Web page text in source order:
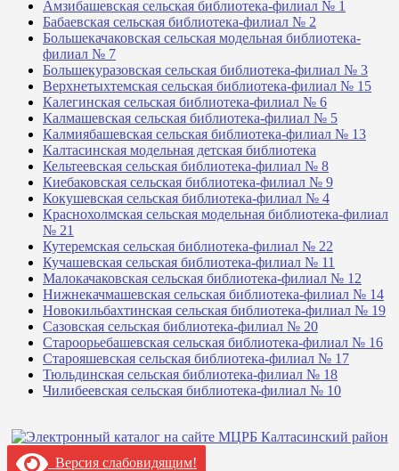
Амзибашевская сельская библиотека-филиал № 1
Бабаевская сельская библиотека-филиал № 2
Большекачаковская сельская модельная библиотека-
филиал № 7
Большекуразовская сельская библиотека-филиал № 3
Верхнетыхтемская сельская библиотека-филиал № 15
Калегинская сельская библиотека-филиал № 6
Калмашевская сельская библиотека-филиал № 5
Калмиябашевская сельская библиотека-филиал № 13
Калтасинская модельная детская библиотека
Кельтеевская сельская библиотека-филиал № 8
Киебаковская сельская библиотека-филиал № 9
Кокушевская сельская библиотека-филиал № 4
Краснохолмская сельская модельная библиотека-филиал
№ 21
Кутеремская сельская библиотека-филиал № 22
Кучашевская сельская библиотека-филиал № 11
Малокачаковская сельская библиотека-филиал № 12
Нижнекачмашевская сельская библиотека-филиал № 14
Новокильбахтинская сельская библиотека-филиал № 19
Сазовская сельская библиотека-филиал № 20
Староорьебашевская сельская библиотека-филиал № 16
Старояшевская сельская библиотека-филиал № 17
Тюльдинская сельская библиотека-филиал № 18
Чилибеевская сельская библиотека-филиал № 10
Версия слабовидящим!